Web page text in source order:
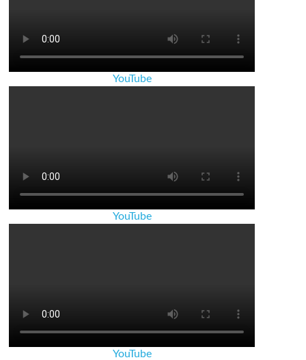
YouTube
YouTube
YouTube